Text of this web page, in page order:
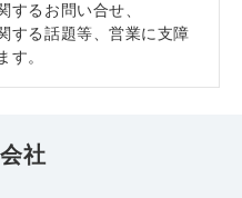
するお問い合せ、
する話題等、営業に支障
す。
社